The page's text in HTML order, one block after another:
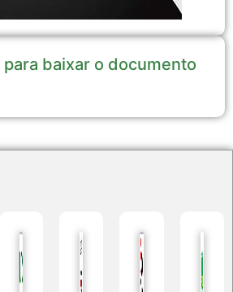
para baixar o documento